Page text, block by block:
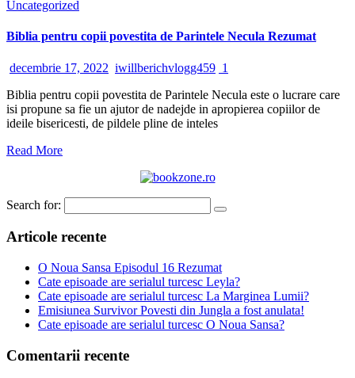
Uncategorized
Biblia pentru copii povestita de Parintele Necula Rezumat
decembrie 17, 2022 iwillberichvlogg459 1
Biblia pentru copii povestita de Parintele Necula este o lucrare care
isi propune sa fie un ajutor de nadejde in apropierea copiilor de
ideile bisericesti, de pildele pline de inteles
Read More
Search for:
Articole recente
O Noua Sansa Episodul 16 Rezumat
Cate episoade are serialul turcesc Leyla?
Cate episoade are serialul turcesc La Marginea Lumii?
Emisiunea Survivor Povesti din Jungla a fost anulata!
Cate episoade are serialul turcesc O Noua Sansa?
Comentarii recente